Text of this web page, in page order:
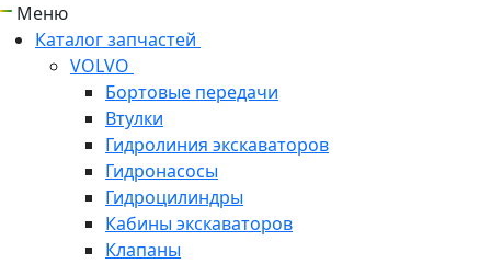
Меню
Каталог запчастей
VOLVO
Бортовые передачи
Втулки
Гидролиния экскаваторов
Гидронасосы
Гидроцилиндры
Кабины экскаваторов
Клапаны